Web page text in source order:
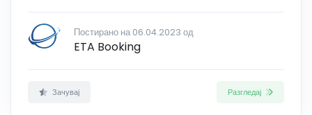
Постирано на 06.04.2023 од
ETA Booking
Зачувај Разгледај